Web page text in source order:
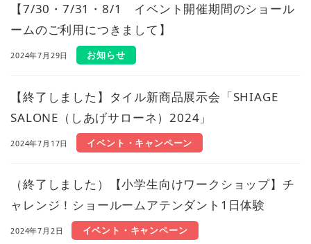
【7/30・7/31・8/1 イベント開催期間のショール
ームのご利用につきまして】
2024年7月29日 お知らせ
【終了しました】タイル新商品展示会「SHIAGE
SALONE（しあげサローネ）2024」
2024年7月17日 イベント・キャンペーン
（終了しました）【小学生向けワークショップ】チ
ャレンジ！ショールームアテンダント1日体験
2024年7月2日 イベント・キャンペーン